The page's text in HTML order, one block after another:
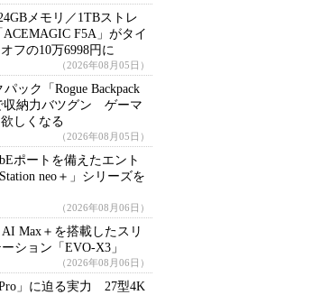
メモリ／1TBストレ
ACEMAGIC F5A」がタイ
フの10万6998円に
（2026年08月05日）
ック「Rogue Backpack
収納力バツグン ゲーマ
しくなる
（2026年08月05日）
ポートを備えたエント
neo＋」シリーズを
（2026年08月06日）
AI Max＋を搭載したスリ
ション「EVO-X3」
（2026年08月06日）
」に迫る実力 27型4K